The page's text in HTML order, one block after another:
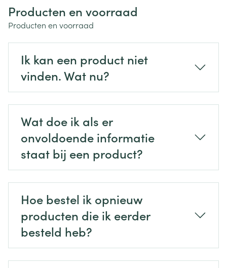
Producten en voorraad
Producten en voorraad
Ik kan een product niet
vinden. Wat nu?
Wat doe ik als er
onvoldoende informatie
staat bij een product?
Hoe bestel ik opnieuw
producten die ik eerder
besteld heb?